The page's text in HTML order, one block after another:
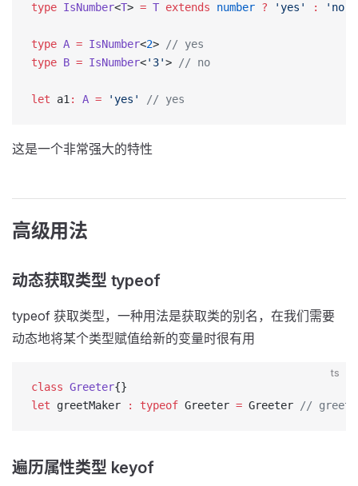
type IsNumber<T> = T extends number ? 'yes' : 'no'
type A = IsNumber<2>
// yes
type B = IsNumber<'3'> // no
let a1 : A = 'yes' // yes
这是一个非常强大的特性
高级用法
动态获取类型 typeof
typeof 获取类型，一种用法是获取类的别名，在我们需要
动态地将某个类型赋值给新的变量时很有用
ts
class Greeter{}
let greetMaker : typeof Greeter = Greeter //
遍历属性类型 keyof